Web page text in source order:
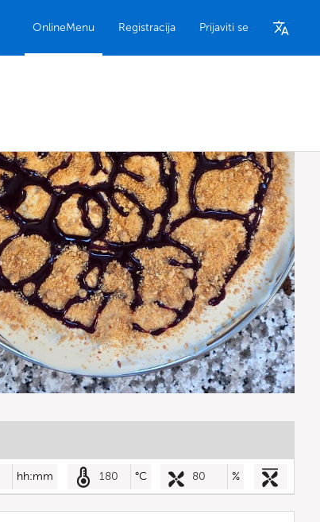
OnlineMenu Registracija Prijaviti se
hh:mm 180 °C 80 %